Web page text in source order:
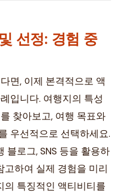
선정: 경험 중
면, 이제 본격적으로 액
입니다. 여행지의 특성
찾아보고, 여행 목표와
우선적으로 선택하세요.
블로그, SNS 등을 활용하
고하여 실제 경험을 미리
의 특징적인 액티비티를